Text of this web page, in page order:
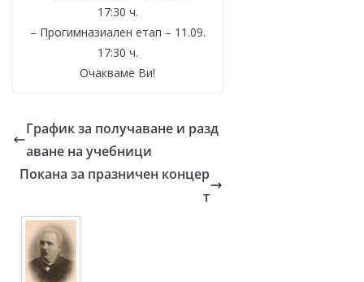
17:30 ч.
– Прогимназиален етап – 11.09.
17:30 ч.
Очакваме Ви!
График за получаване и разд
аване на учебници
Покана за празничен концер
т